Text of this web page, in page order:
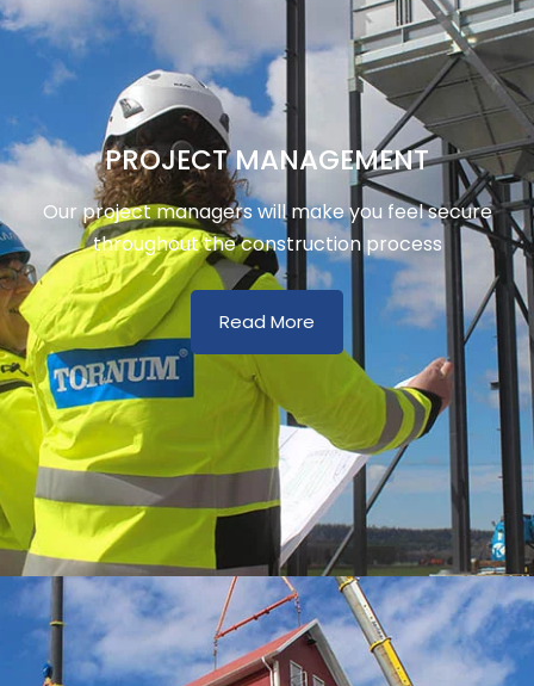
PROJECT MANAGEMENT
Our project managers will make you feel secure
throughout the construction process
Read More